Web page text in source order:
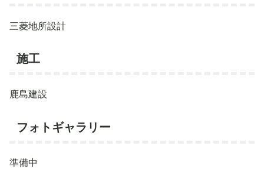
三菱地所設計
施工
鹿島建設
フォトギャラリー
準備中